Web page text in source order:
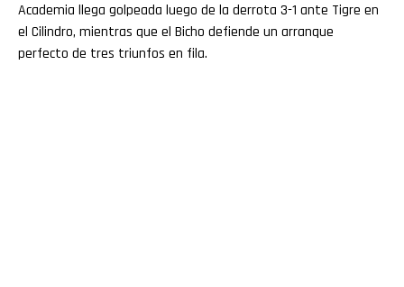
Academia llega golpeada luego de la derrota 3-1 ante Tigre en
el Cilindro, mientras que el Bicho defiende un arranque
perfecto de tres triunfos en fila.